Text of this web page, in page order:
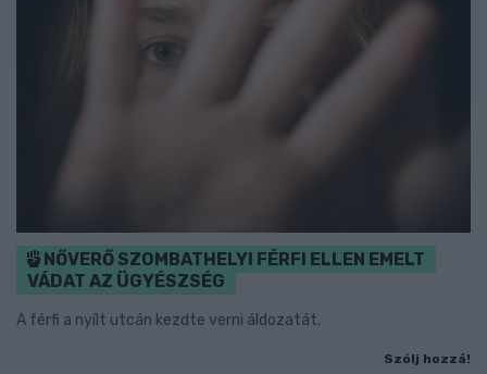
NŐVERŐ SZOMBATHELYI FÉRFI ELLEN EMELT
VÁDAT AZ ÜGYÉSZSÉG
A férfi a nyílt utcán kezdte verni áldozatát.
Szólj hozzá!